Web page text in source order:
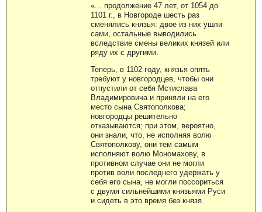
«... продолжение 47 лет, от 1054 до
1101 г., в Новгороде шесть раз
сменялись князья: двое из них ушли
сами, остальные выводились
вследствие смены великих князей или
ряду их с другими.
Теперь, в 1102 году, князья опять
требуют у новгородцев, чтобы они
отпустили от себя Мстислава
Владимировича и приняли на его
место сына Святополкова;
новгородцы решительно
отказываются; при этом, вероятно,
они знали, что, не исполняя волю
Святополкову, они тем самым
исполняют волю Мономахову, в
противном случае они не могли
против воли последнего удержать у
себя его сына, не могли поссориться
с двумя сильнейшими князьями Руси
и сидеть в это время без князя.